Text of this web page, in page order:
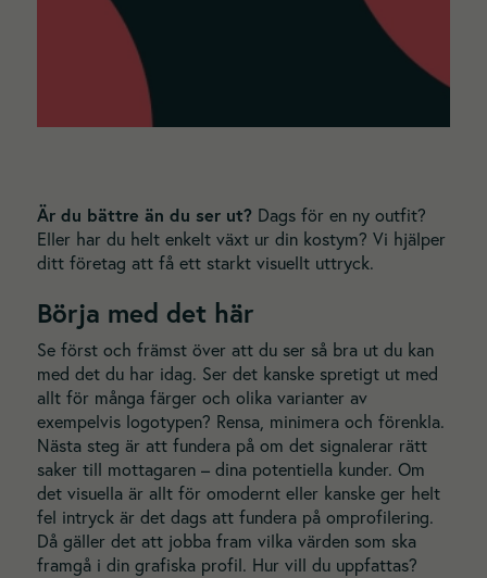
Är du bättre än du ser ut? Dags för en ny outfit?
Eller har du helt enkelt växt ur din kostym? Vi hjälper
ditt företag att få ett starkt visuellt uttryck.
Börja med det här
Se först och främst över att du ser så bra ut du kan
med det du har idag. Ser det kanske spretigt ut med
allt för många färger och olika varianter av
exempelvis logotypen? Rensa, minimera och förenkla.
Nästa steg är att fundera på om det signalerar rätt
saker till mottagaren – dina potentiella kunder. Om
det visuella är allt för omodernt eller kanske ger helt
fel intryck är det dags att fundera på omprofilering.
Då gäller det att jobba fram vilka värden som ska
framgå i din grafiska profil. Hur vill du uppfattas?